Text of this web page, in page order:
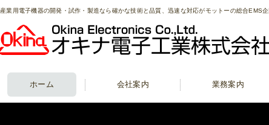
産業用電子機器の開発・試作・製造なら確かな技術と品質、迅速な対応がモットーの総合EMS
ホーム 会社案内 業務案内